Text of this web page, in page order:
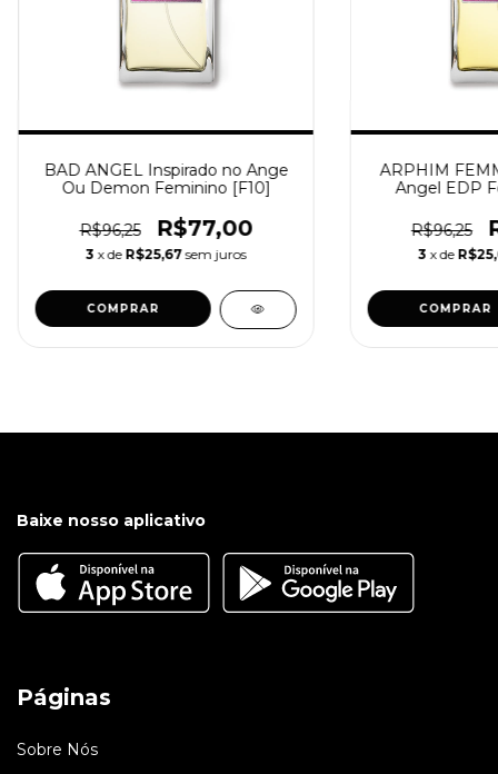
BAD ANGEL Inspirado no Ange
Ou Demon Feminino [F10]
R$96,25 R$77,00
3 x de R$25,67 sem juros
COMPRAR
ARPHIM
Angel EDP
R$96,25
3 x de
COMPRAR
Baixe nosso aplicativo
Páginas
Sobre Nós